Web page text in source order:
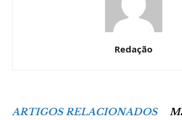
Redação
ARTIGOS RELACIONADOS